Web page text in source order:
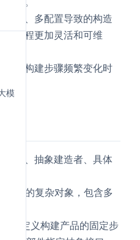
window)
模
参数、多配置导致的构造
建过程更加灵活和可维
如果构建步骤频繁变化时
产品、抽象建造者、具体
构建的复杂对象，包含多
：是定义构建产品的固定步